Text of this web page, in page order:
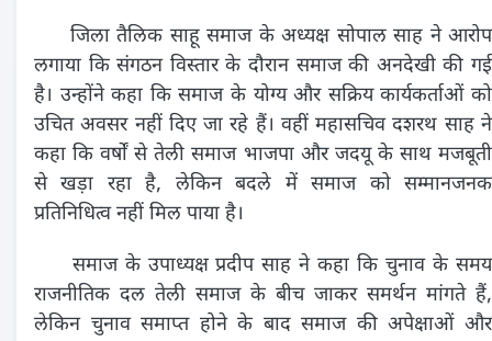
जिला तैलिक साहू समाज के अध्यक्ष सोपाल साह ने आरोप
लगाया कि संगठन विस्तार के दौरान समाज की अनदेखी की गई
है। उन्होंने कहा कि समाज के योग्य और सक्रिय कार्यकर्ताओं को
उचित अवसर नहीं दिए जा रहे हैं। वहीं महासचिव दशरथ साह ने
कहा कि वर्षों से तेली समाज भाजपा और जदयू के साथ मजबूती
से खड़ा रहा है, लेकिन बदले में समाज को सम्मानजनक
प्रतिनिधित्व नहीं मिल पाया है।
समाज के उपाध्यक्ष प्रदीप साह ने कहा कि चुनाव के समय
राजनीतिक दल तेली समाज के बीच जाकर समर्थन मांगते हैं,
लेकिन चुनाव समाप्त होने के बाद समाज की अपेक्षाओं और